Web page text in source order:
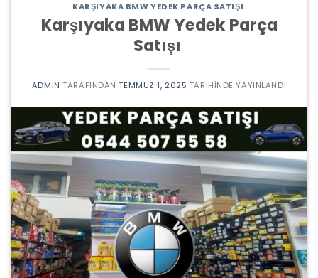
KARŞIYAKA BMW YEDEK PARÇA SATIŞI
Karşıyaka BMW Yedek Parça
Satışı
ADMIN TARAFINDAN TEMMUZ 1, 2025 TARIHINDE YAYINLANDI